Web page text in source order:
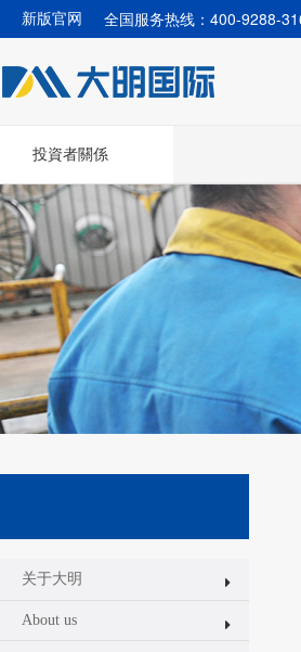
新版官网 全国服务热线：400-9288-
投資者關係
关于大明
About us